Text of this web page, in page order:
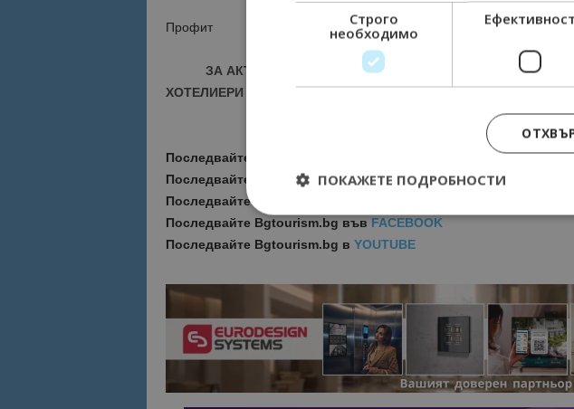
Профит
ЗА АКТУАЛНИ НОВИНИ И ПРОМОЦИИ НА
ХОТЕЛИЕРИ - ПРИСЪЕДИНЕТЕ СЕ КЪМ ВАЙБЪР КАНАЛА НА
Последвайте ни за още актуални новини
Google News
Последвайте
Bgtourism.bg във VIBER
Последвайте
Последвайте Bgtourism.bg във FACEBOOK
Последвайте Bgtourism.bg в YOUTUBE
Строго
необходимо
Ефективност
ПОКАЖЕТЕ ПОДРОБНОСТИ
Строго необходимо
Строго необходимите бисквитки позволяват
управление на акаунта. Уебсайтът не може да се
Име
Доставчик
Домейн
cookie_notice_accepted
lisandraramos.com
bgtourism.bg
7